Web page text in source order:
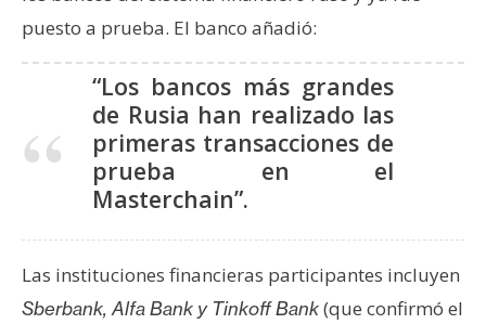
e
m
n
á
puesto a prueba. El banco añadió:
“Los bancos más grandes
de Rusia han realizado las
primeras transacciones de
prueba en el
Masterchain”.
Las instituciones financieras participantes incluyen
Sberbank, Alfa Bank y Tinkoff Bank(que confirmó el